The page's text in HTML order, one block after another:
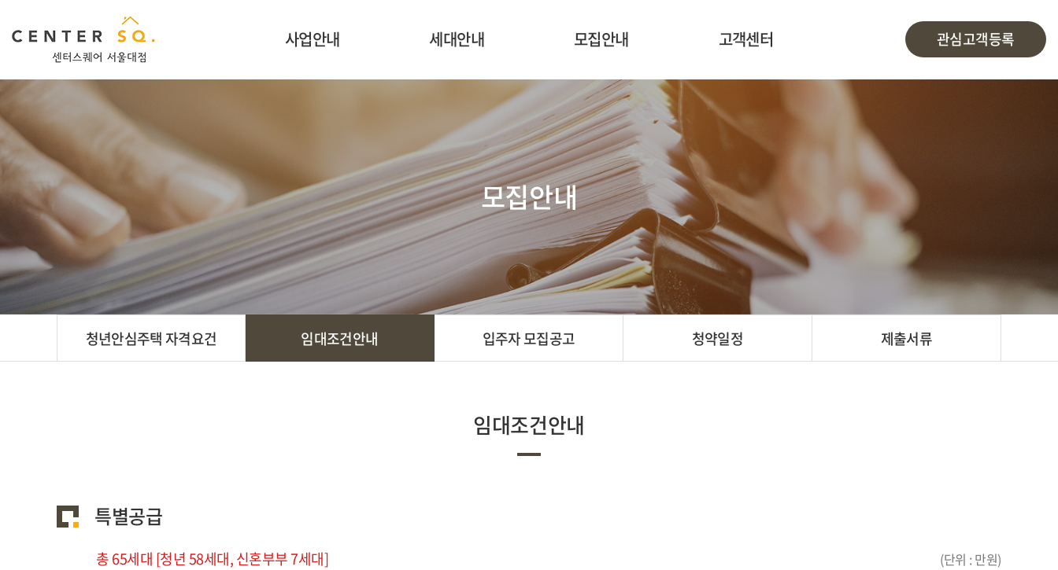
사업안내
공급현황
오시는길
세대안내
평면정보
사이버모델하우스
모집안내
청년안심주택 자격요건
임대조건안내
입주자 모집공고
청약일정
제출서류
고객센터
계약신청
계약신청확인
관심고객등록
모집안내
청년안심주택 자격요건 임대조건안내 입주자 모집공고 청약일정 제출서류
임대조건안내
특별공급
총 65세대 [청년 58세대, 신혼부부 7세대] (단위 : 만원)